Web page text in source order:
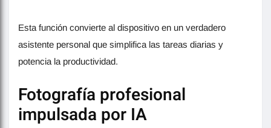
Esta función convierte al dispositivo en un verdadero
asistente personal que simplifica las tareas diarias y
potencia la productividad.
Fotografía profesional
impulsada por IA